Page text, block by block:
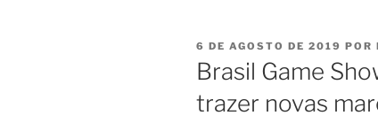
PUBLICADO
EM
6 DE AGOSTO DE 2019 POR
Brasil Game
trazer novas